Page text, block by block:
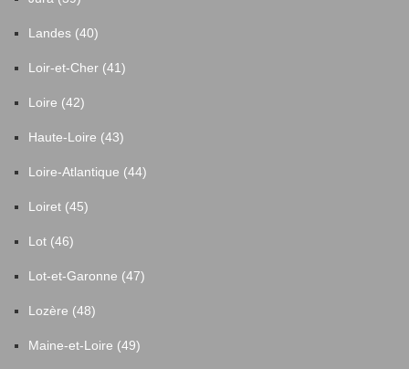
Landes (40)
Loir-et-Cher (41)
Loire (42)
Haute-Loire (43)
Loire-Atlantique (44)
Loiret (45)
Lot (46)
Lot-et-Garonne (47)
Lozère (48)
Maine-et-Loire (49)